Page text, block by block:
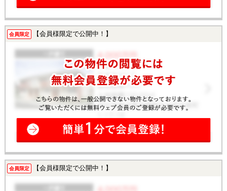
会員限定 【会員様限定で公開中！】
会員限定 【会員様限定で公開中！】